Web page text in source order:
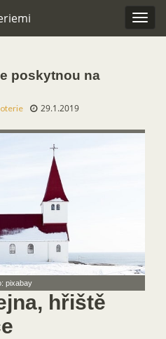
poskytnou na
29.1.2019
pixabay
hřiště